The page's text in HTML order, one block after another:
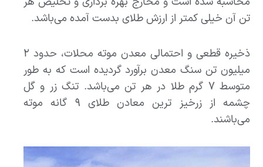
تن آن خیلی کمتر از ارزش طلای بدست آمده می‌باشد.
ذخیره قطعی و احتمالی معدن موته محلات، حدود ۲
میلیون تن سنگ معدن برآورد گردیده است که به طور
متوسط ۷ گرم طلا در هر تن می‌باشد. تنگ زر و گل
چشمه از زرخیز ترین معادن طلای ۹ گانه موته
می‌باشند.